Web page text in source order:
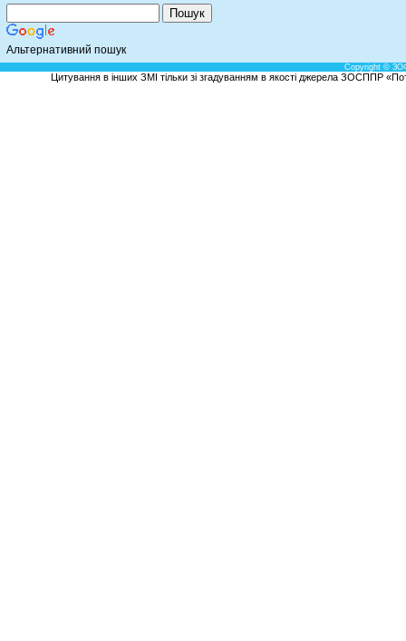
Альтернативний пошук
Copyright ©
Цитування в інших ЗМІ тільки зі згадуванням в якості джерела ЗОСППР